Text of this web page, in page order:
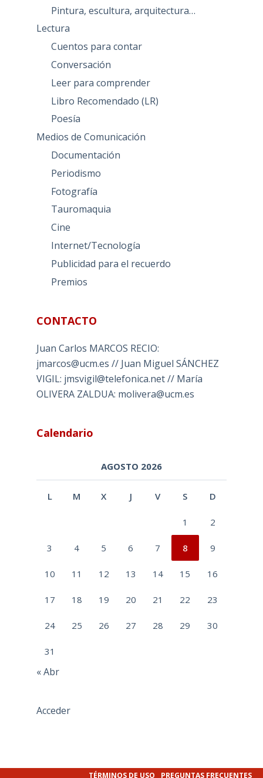
Pintura, escultura, arquitectura…
Lectura
Cuentos para contar
Conversación
Leer para comprender
Libro Recomendado (LR)
Poesía
Medios de Comunicación
Documentación
Periodismo
Fotografía
Tauromaquia
Cine
Internet/Tecnología
Publicidad para el recuerdo
Premios
CONTACTO
Juan Carlos MARCOS RECIO:
jmarcos@ucm.es // Juan Miguel SÁNCHEZ
VIGIL: jmsvigil@telefonica.net // María
OLIVERA ZALDUA: molivera@ucm.es
Calendario
AGOSTO 2026
L M X J V S D
1 2
3 4 5 6 7 8 9
10 11 12 13 14 15 16
17 18 19 20 21 22 23
24 25 26 27 28 29 30
31
« Abr
Acceder
TÉRMINOS DE USO PREGUNTAS FRECUENTES